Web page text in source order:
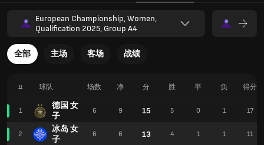
European Championship, Women,
Qualification 2025, Group A4
全部 主场 客场 战绩
# 球队
1
德国 女
子
2
冰岛 女
子
场数 净 分 胜 平 负 得分
6 9 15 5 0 1 17
6 6 13 4 1 1 11